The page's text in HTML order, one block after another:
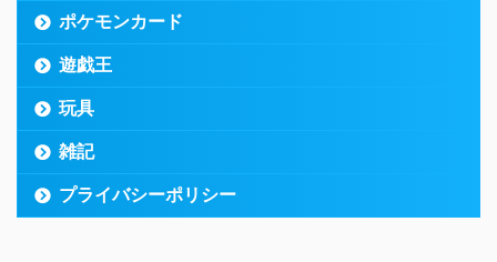
ポケモンカード
遊戯王
玩具
雑記
プライバシーポリシー